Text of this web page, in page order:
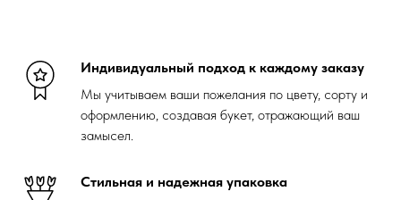
Индивидуальный подход к каждому заказу
Мы учитываем ваши пожелания по цвету, сорту и
оформлению, создавая букет, отражающий ваш
замысел.
Стильная и надежная упаковка